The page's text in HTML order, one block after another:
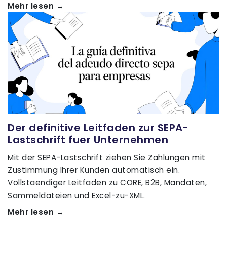
Mehr lesen →
Der definitive Leitfaden zur SEPA-
Lastschrift fuer Unternehmen
Mit der SEPA-Lastschrift ziehen Sie Zahlungen mit
Zustimmung Ihrer Kunden automatisch ein.
Vollstaendiger Leitfaden zu CORE, B2B, Mandaten,
Sammeldateien und Excel-zu-XML.
Mehr lesen →